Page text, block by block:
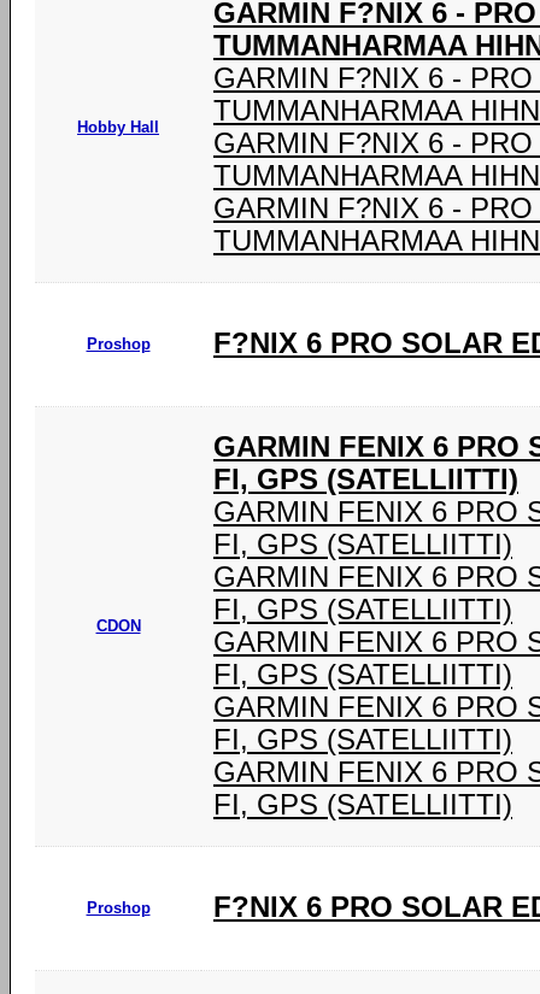
Hobby Hall
GARMIN F?NIX 6 -
TUMMANHARMAA
GARMIN F?NIX 6 -
TUMMANHARMAA
GARMIN F?NIX 6 -
TUMMANHARMAA
GARMIN F?NIX 6 -
TUMMANHARMAA
Proshop F?NIX 6 PRO SOLAR
CDON
GARMIN FENIX 6 PRO
FI, GPS (SATELLIITTI)
GARMIN FENIX 6 PRO
FI, GPS (SATELLIITTI)
GARMIN FENIX 6 PRO
FI, GPS (SATELLIITTI)
GARMIN FENIX 6 PRO
FI, GPS (SATELLIITTI)
GARMIN FENIX 6 PRO
FI, GPS (SATELLIITTI)
GARMIN FENIX 6 PRO
FI, GPS (SATELLIITTI)
Proshop F?NIX 6 PRO SOLAR